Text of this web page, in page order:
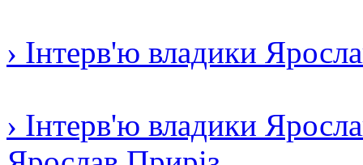
› Інтерв'ю владики
› Інтерв'ю владики